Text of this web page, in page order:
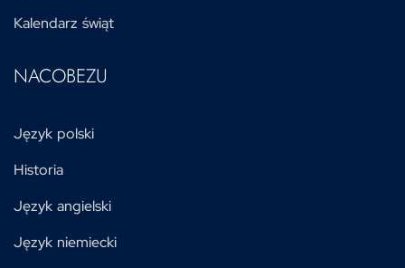
Kalendarz świąt
NACOBEZU
Język polski
Historia
Język angielski
Język niemiecki